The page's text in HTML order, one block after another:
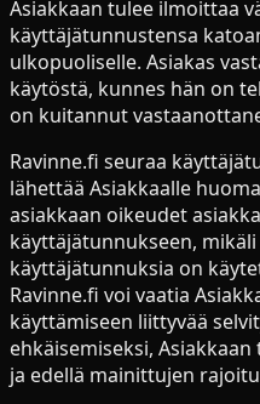
Asiakkaan tulee ilmoittaa
käyttäjätunnustensa
ulkopuoliselle. Asiakas
käytöstä, kunnes hän on
on kuitannut
Ravinne.fi seuraa
lähettää Asiakkaalle
asiakkaan oikeudet
käyttäjätunnukseen,
käyttäjätunnuksia on
Ravinne.fi voi vaatia
käyttämiseen liittyvää
ehkäisemiseksi,
ja edellä mainittujen